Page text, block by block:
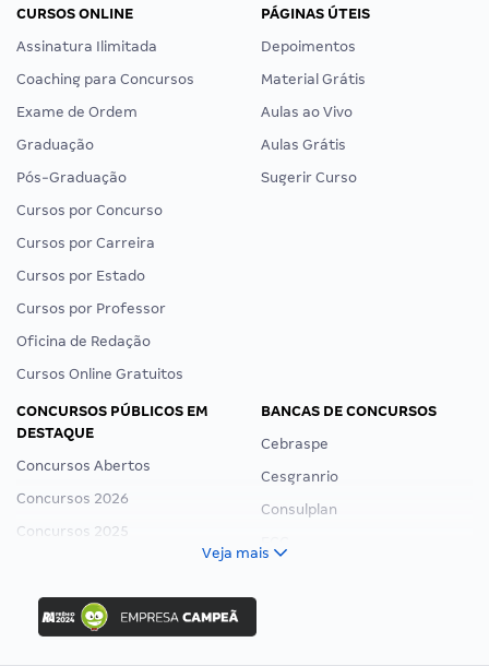
CURSOS ONLINE
Assinatura Ilimitada
Coaching para Concursos
Exame de Ordem
Graduação
Pós-Graduação
Cursos por Concurso
Cursos por Carreira
Cursos por Estado
Cursos por Professor
Oficina de Redação
Cursos Online Gratuitos
PÁGINAS ÚTEIS
Depoimentos
Material Grátis
Aulas ao Vivo
Aulas Grátis
Sugerir Curso
CONCURSOS PÚBLICOS EM
DESTAQUE
Concursos Abertos
Concursos 2026
Concursos 2025
Concurso Ibama
Concurso MPU
Editais publicados
BANCAS DE CONCURSOS
Cebraspe
Cesgranrio
Consulplan
Veja mais